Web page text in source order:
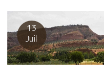
う。 日本の皆さんにも、この
13
Juil